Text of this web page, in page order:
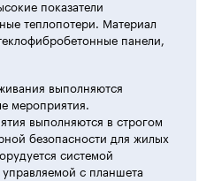
показатели
теплопотери. Материал
панели,
выполняются
мероприятия.
выполняются в строгом
безопасности для жилых
системой
с планшета